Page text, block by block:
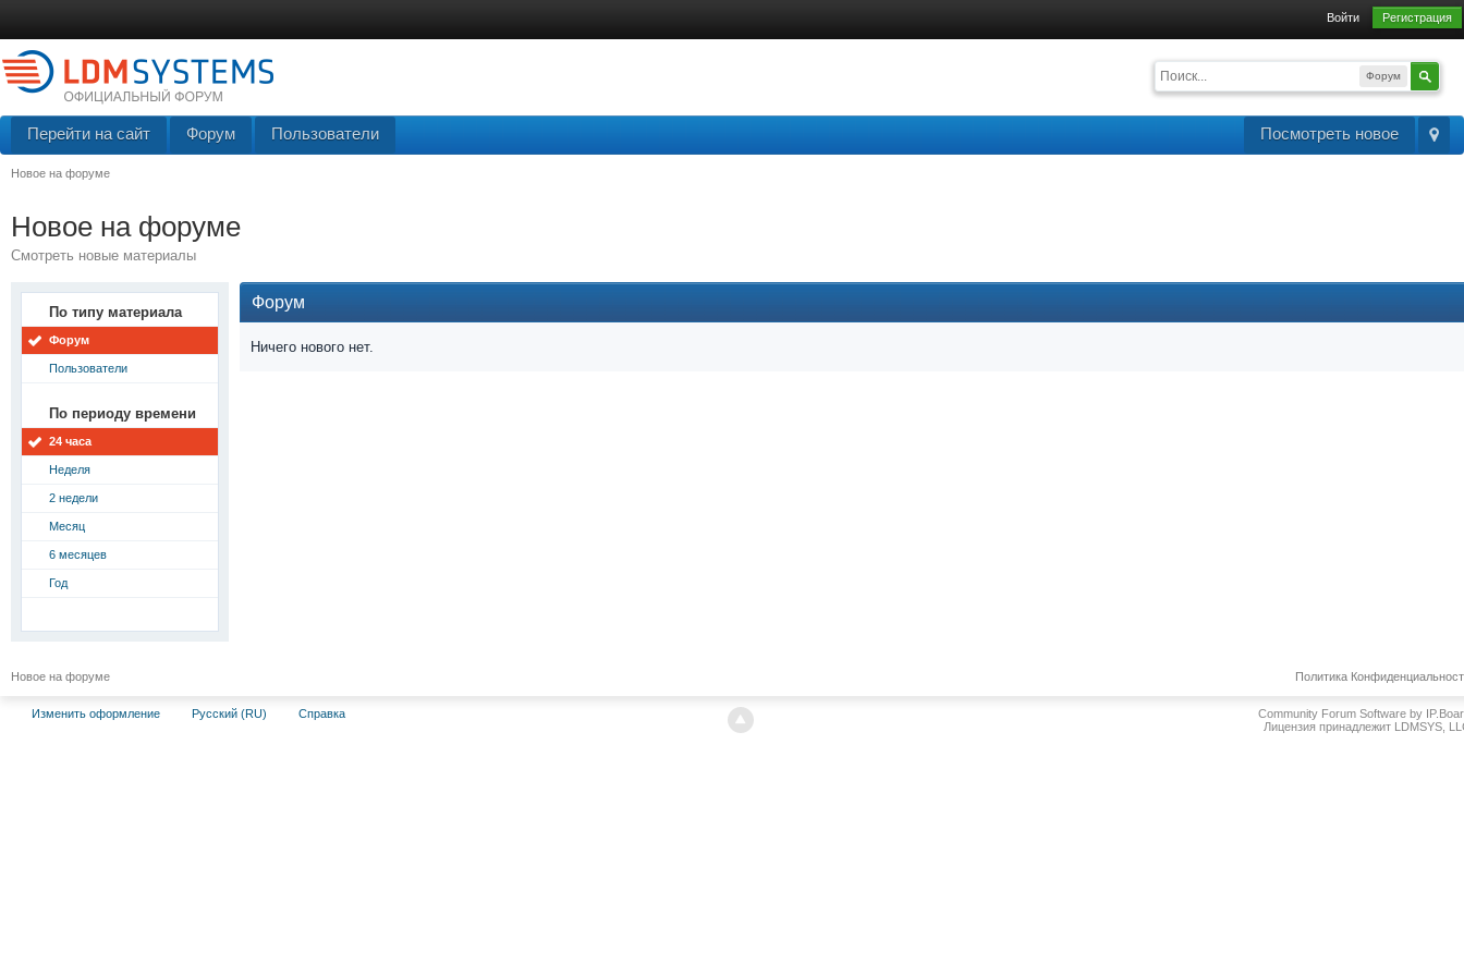
Войти Регистрация
Форум
Посмотреть новое
Перейти на сайт Форум Пользователи
Новое на форуме
Новое на форуме
Смотреть новые материалы
По типу материала
Форум
Пользователи
По периоду времени
24 часа
Неделя
2 недели
Месяц
6 месяцев
Год
Форум
Ничего нового нет.
Новое на форуме Политика
Изменить оформление Русский (RU) Справка
Community Forum Software by
Лицензия принадлежит LDMSYS,